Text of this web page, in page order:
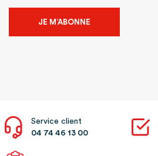
JE M’ABONNE
Service client
04 74 46 13 00